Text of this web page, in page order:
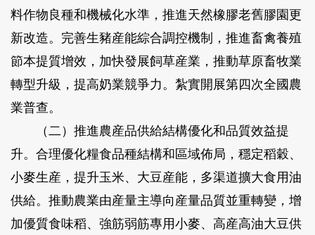
料作物良種和機械化水準，推進天然橡膠老舊膠園更
新改造。完善生豬産能綜合調控機制，推進畜禽養殖
節本提質增效，加快發展飼草産業，推動草原畜牧業
轉型升級，提高奶業競爭力。紮實開展第四次全國農
業普查。
（二）推進農産品供給結構優化和品質效益提
升。 合理優化糧食品種結構和區域佈局，穩定稻穀、
小麥生産，提升玉米、大豆産能，多渠道擴大食用油
供給。推動農業由産量主導向産量品質並重轉變，增
加優質食味稻、強筋弱筋專用小麥、高産高油大豆供